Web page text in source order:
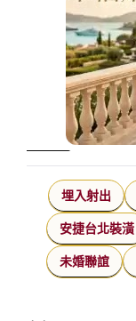
埋入射出
安捷台北裝潢
未婚聯誼